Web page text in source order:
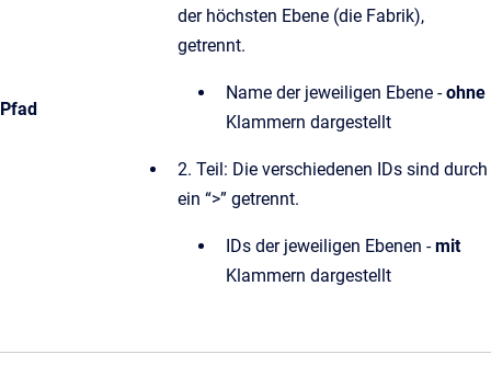
Pfad
der höchsten Ebene (die Fabrik),
getrennt.
Name der jeweiligen Ebene -ohne
Klammern dargestellt
2. Teil: Die verschiedenen IDs sind durch
ein “>” getrennt.
IDs der jeweiligen Ebenen -mit
Klammern dargestellt